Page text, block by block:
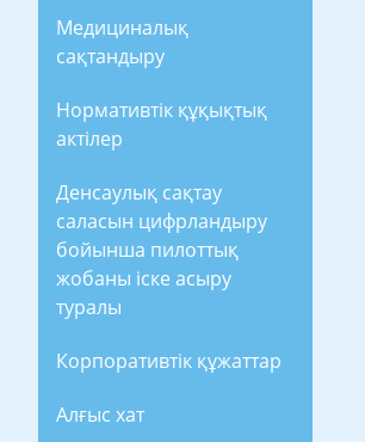
Медициналық
сақтандыру
Нормативтік құқықтық
актілер
Денсаулық сақтау
саласын цифрландыру
бойынша пилоттық
жобаны іске асыру
туралы
Корпоративтік құжаттар
Алғыс хат